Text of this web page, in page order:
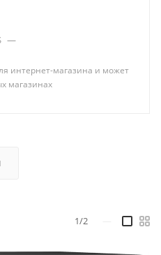
—
интернет-магазина и может
магазинах
1/2